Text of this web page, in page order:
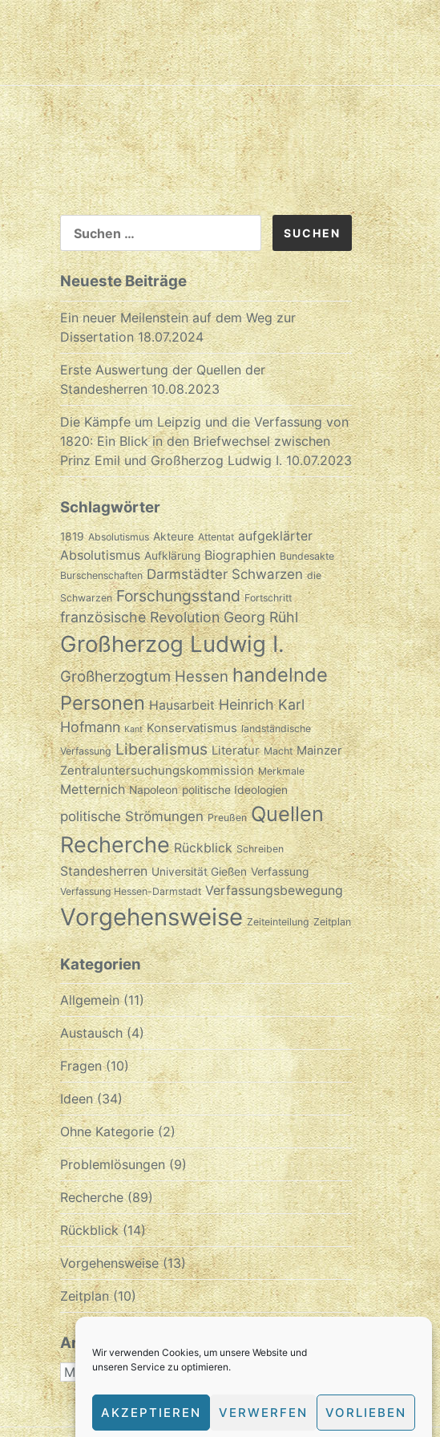
Wir verwenden Cookies, um unsere Website und
unseren Service zu optimieren.
AKZEPTIEREN VERWERFEN VORLIEBEN
SUCHEN
NACH:
Neueste Beiträge
Ein neuer Meilenstein auf dem Weg zur
Dissertation 18.07.2024
Erste Auswertung der Quellen der
Standesherren 10.08.2023
Die Kämpfe um Leipzig und die Verfassung von
1820: Ein Blick in den Briefwechsel zwischen
Prinz Emil und Großherzog Ludwig I. 10.07.2023
Schlagwörter
1819 Absolutismus Akteure Attentat aufgeklärter
Absolutismus Aufklärung Biographien Bundesakte
Burschenschaften Darmstädter Schwarzen die
Schwarzen Forschungsstand Fortschritt
französische Revolution Georg Rühl
Großherzog Ludwig I.
Großherzogtum Hessen handelnde
Personen Hausarbeit Heinrich Karl
Hofmann Kant Konservatismus landständische
Verfassung Liberalismus Literatur Macht Mainzer
Zentraluntersuchungskommission Merkmale
Metternich Napoleon politische Ideologien
politische Strömungen Preußen Quellen
Recherche Rückblick Schreiben
Standesherren Universität Gießen Verfassung
Verfassung Hessen-Darmstadt Verfassungsbewegung
Vorgehensweise Zeiteinteilung Zeitplan
Kategorien
Allgemein(11)
Austausch(4)
Fragen(10)
Ideen(34)
Ohne Kategorie(2)
Problemlösungen(9)
Recherche(89)
Rückblick(14)
Vorgehensweise(13)
Zeitplan(10)
Archiv
ARCHIV